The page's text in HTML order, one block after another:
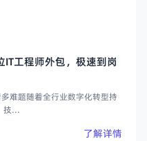
工程师外包，极速到岗
难题随着全行业数字化转型持
技...
了解详情